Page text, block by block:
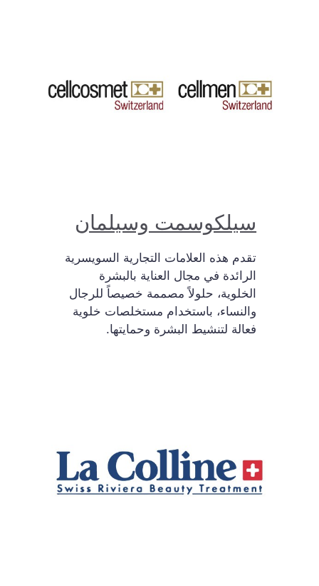
سيلكوسمت وسيلمان
تقدم هذه العلامات التجارية السويسرية
الرائدة في مجال العناية بالبشرة
الخلوية، حلولاً مصممة خصيصاً للرجال
والنساء، باستخدام مستخلصات خلوية
فعالة لتنشيط البشرة وحمايتها.